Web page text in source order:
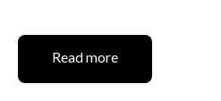
Read more